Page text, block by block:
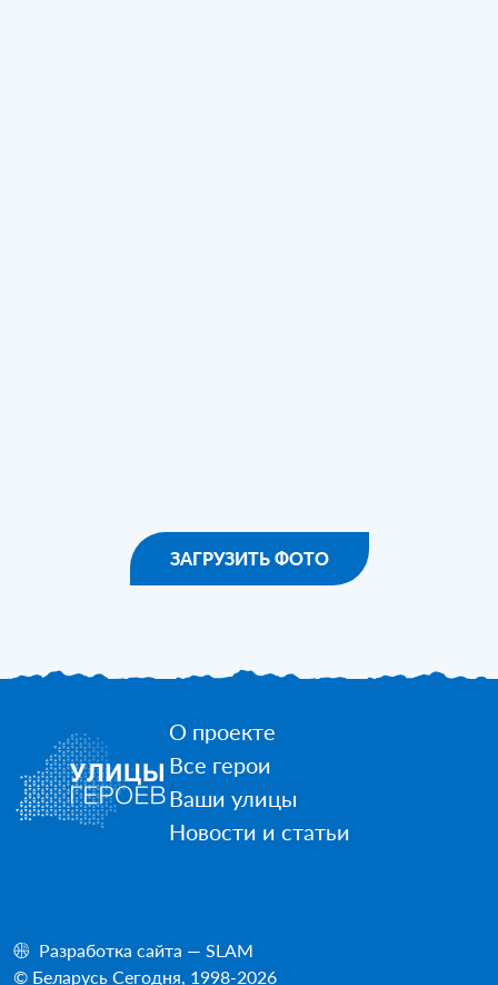
ЗАГРУЗИТЬ ФОТО
О проекте
Все герои
Ваши улицы
Новости и статьи
Разработка сайта — SLAM
© Беларусь Сегодня, 1998-2026